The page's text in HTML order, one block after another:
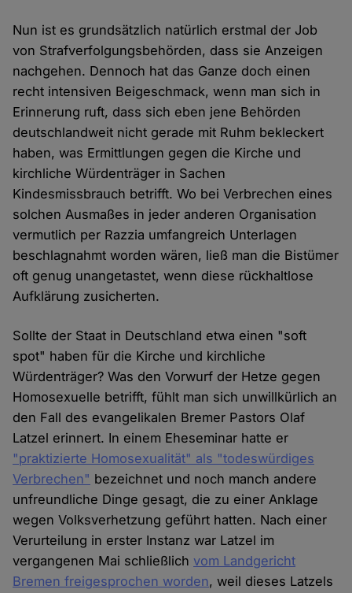
Nun ist es grundsätzlich natürlich erstmal der Job
von Strafverfolgungsbehörden, dass sie Anzeigen
nachgehen. Dennoch hat das Ganze doch einen
recht intensiven Beigeschmack, wenn man sich in
Erinnerung ruft, dass sich eben jene Behörden
deutschlandweit nicht gerade mit Ruhm bekleckert
haben, was Ermittlungen gegen die Kirche und
kirchliche Würdenträger in Sachen
Kindesmissbrauch betrifft. Wo bei Verbrechen eines
solchen Ausmaßes in jeder anderen Organisation
vermutlich per Razzia umfangreich Unterlagen
beschlagnahmt worden wären, ließ man die Bistümer
oft genug unangetastet, wenn diese rückhaltlose
Aufklärung zusicherten.
Sollte der Staat in Deutschland etwa einen "soft
spot" haben für die Kirche und kirchliche
Würdenträger? Was den Vorwurf der Hetze gegen
Homosexuelle betrifft, fühlt man sich unwillkürlich an
den Fall des evangelikalen Bremer Pastors Olaf
Latzel erinnert. In einem Eheseminar hatte er
"praktizierte Homosexualität" als "todeswürdiges
Verbrechen" bezeichnet und noch manch andere
unfreundliche Dinge gesagt, die zu einer Anklage
wegen Volksverhetzung geführt hatten. Nach einer
Verurteilung in erster Instanz war Latzel im
vergangenen Mai schließlichvom Landgericht
Bremen freigesprochen worden, weil dieses Latzels